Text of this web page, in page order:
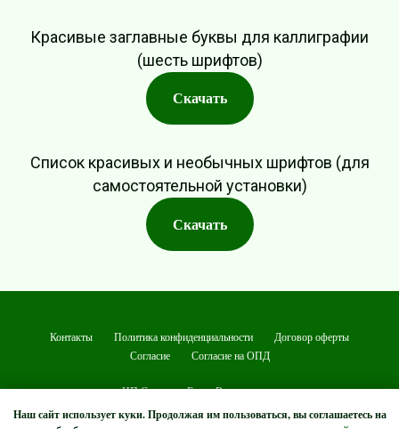
Красивые заглавные буквы для каллиграфии
(шесть шрифтов)
Скачать
Список красивых и необычных шрифтов (для
самостоятельной установки)
Скачать
Наш сайт использует куки. Продолжая им пользоваться, вы соглашаетесь на
Контакты Политика конфиденциальности
Договор оферты
Согласие
Согласие на ОПД
ИП Семенова Елена Валентиновна